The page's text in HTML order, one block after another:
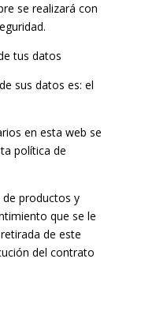
se realizará con
tus datos
sus datos es: el
en esta web se
política de
productos y
que se le
de este
del contrato